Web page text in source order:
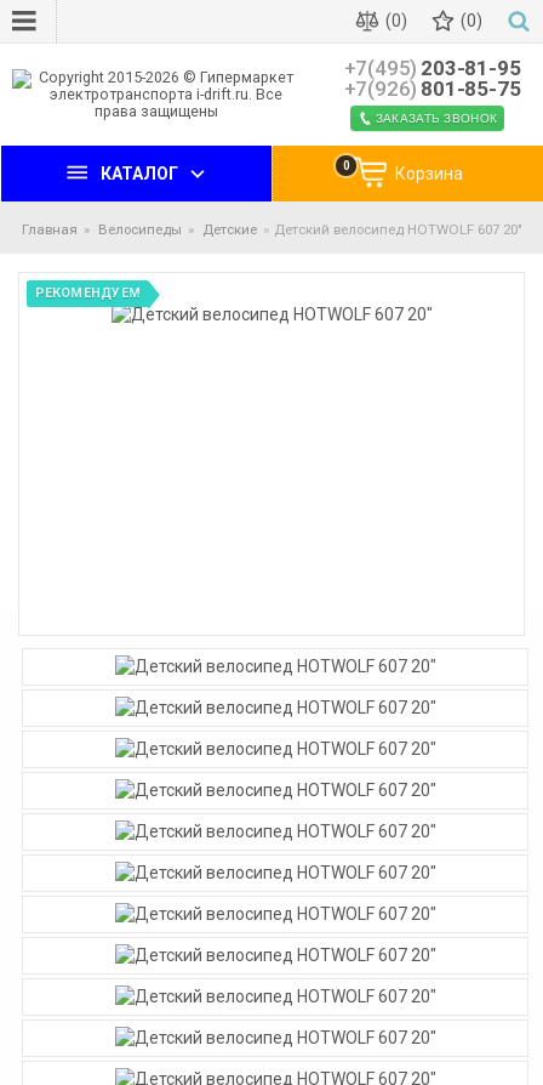
(0) (0)
+7(495) 203-81-95
+7(926) 801-85-75
ЗАКАЗАТЬ ЗВОНОК
КАТАЛОГ Корзина
0
Главная Велосипеды Детские Детский велосипед HOTWOLF 607 20"
РЕКОМЕНДУЕМ